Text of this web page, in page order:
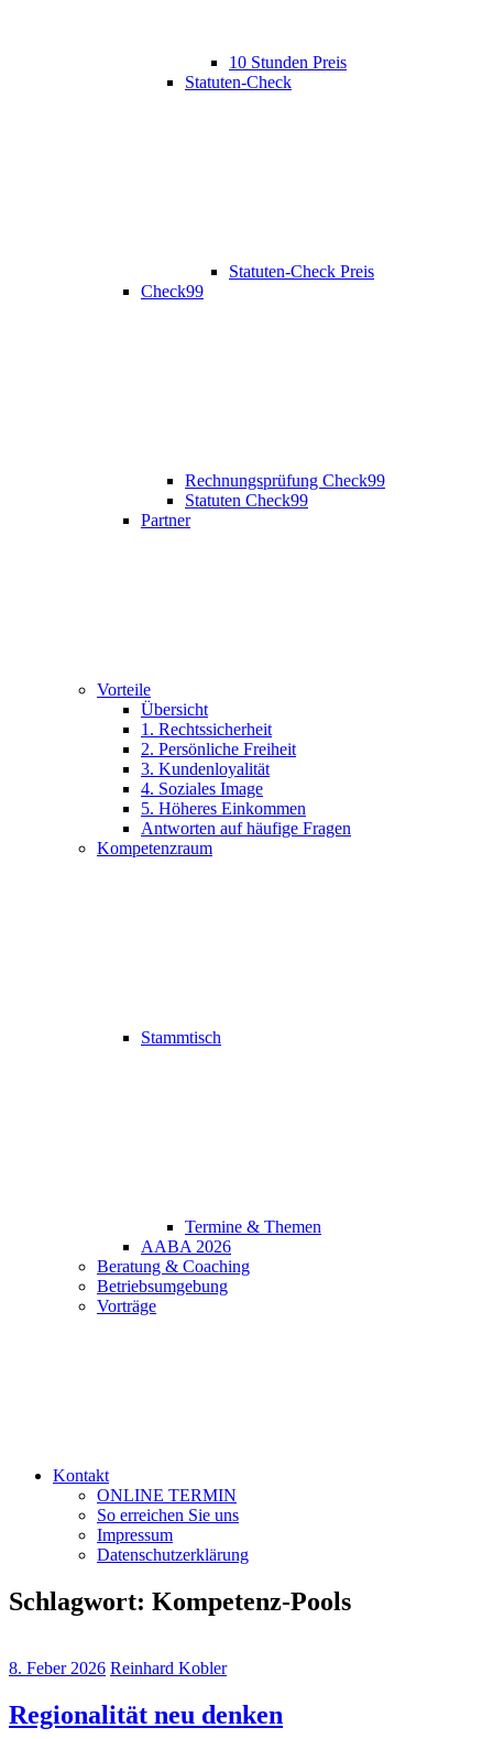
10 Stunden Preis
Statuten-Check
Statuten-Check Preis
Check99
Rechnungsprüfung Check99
Statuten Check99
Partner
Vorteile
Übersicht
1. Rechtssicherheit
2. Persönliche Freiheit
3. Kundenloyalität
4. Soziales Image
5. Höheres Einkommen
Antworten auf häufige Fragen
Kompetenzraum
Stammtisch
Termine & Themen
AABA 2026
Beratung & Coaching
Betriebsumgebung
Vorträge
Kontakt
ONLINE TERMIN
So erreichen Sie uns
Impressum
Datenschutzerklärung
Schlagwort: Kompetenz-Pools
8. Feber 2026 Reinhard Kobler
Regionalität neu denken